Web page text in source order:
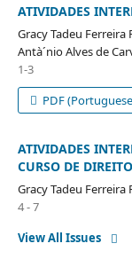
ATIVIDADES
Gracy Tadeu Ferreira
Antà´nio Alves de
1-3
PDF
ATIVIDADES
CURSO DE DIREITO
Gracy Tadeu Ferreira
4 - 7
View All Issues